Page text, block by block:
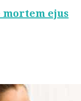
mortem ejus